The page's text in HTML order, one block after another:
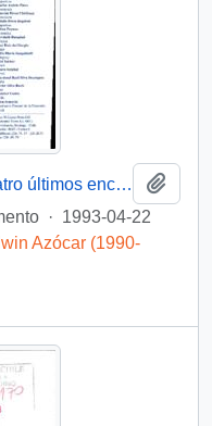
[Adjunta documentos de los cuatro últimos encuentros organizados por la Comisión Sudamericana de Paz]
· 1993-04-22
Azócar (1990-